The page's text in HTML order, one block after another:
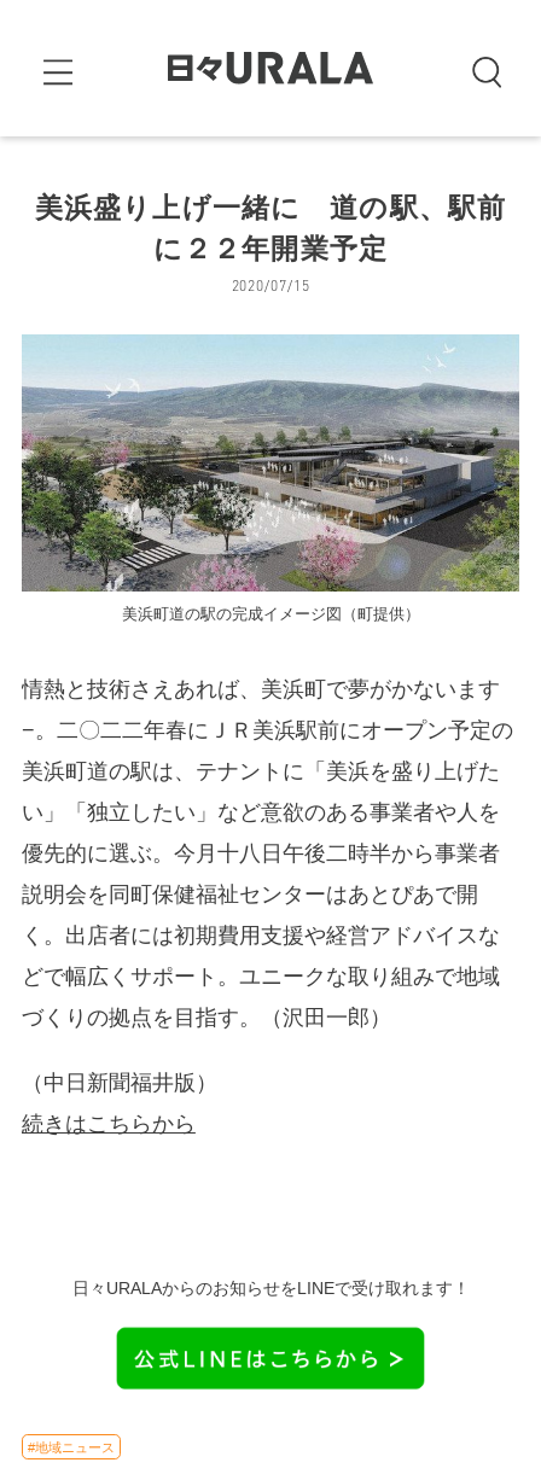
美浜盛り上げ一緒に 道の駅、駅前
に２２年開業予定
2020/07/15
美浜町道の駅の完成イメージ図（町提供）
情熱と技術さえあれば、美浜町で夢がかないます
−。二〇二二年春にＪＲ美浜駅前にオープン予定の
美浜町道の駅は、テナントに「美浜を盛り上げた
い」「独立したい」など意欲のある事業者や人を
優先的に選ぶ。今月十八日午後二時半から事業者
説明会を同町保健福祉センターはあとぴあで開
く。出店者には初期費用支援や経営アドバイスな
どで幅広くサポート。ユニークな取り組みで地域
づくりの拠点を目指す。（沢田一郎）
（中日新聞福井版）
続きはこちらから
日々URALAからのお知らせをLINEで受け取れます！
#地域ニュース